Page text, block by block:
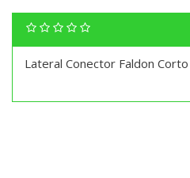
Lateral Conector Faldon